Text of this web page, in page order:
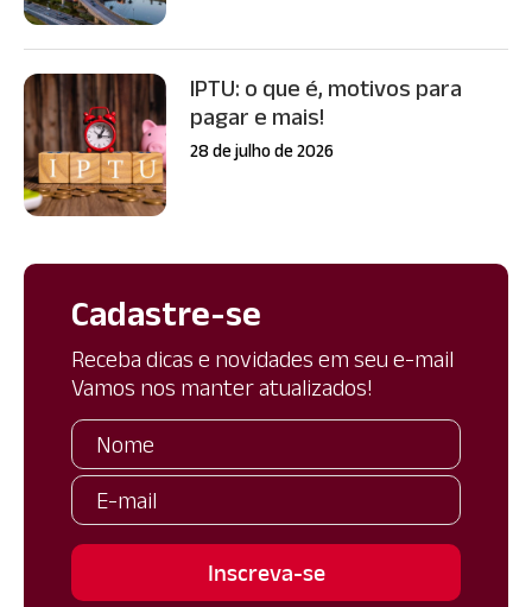
IPTU: o que é, motivos para
pagar e mais!
28 de julho de 2026
Cadastre-se
Receba dicas e novidades em seu e-mail
Vamos nos manter atualizados!